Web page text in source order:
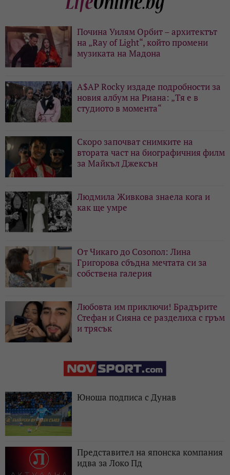
Почина Уилям Орбит – архитектът
на „Ray of Light“, който промени
музиката на Мадона
A$AP Rocky издаде подробности за
новия албум на Риана: „Тя е в
студиото в момента“
Скоро започват снимките на
втората част на биографичния филм
за Майкъл Джексън
Людмила Живкова знаела кога и
как ще умре
От Чикаго до Созопол: Лина
Григорова сбъдна мечтата си за
собствена галерия
Любовта им приключи! Брадърите
Стефан и Сияна се разделиха с гръм
и трясък
Юноша подписа с Дунав
Представител на японска компания
идва за Локо Пд